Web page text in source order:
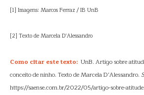
[1] Imagens: Marcos Ferraz / IB UnB
[2] Texto de Marcela D’Alessandro
Como citar este texto: UnB. Artigo sobre
conceito de ninho. Texto de Marcela D’Alessandro.
https://saense.com.br/2022/05/artigo-sobre-